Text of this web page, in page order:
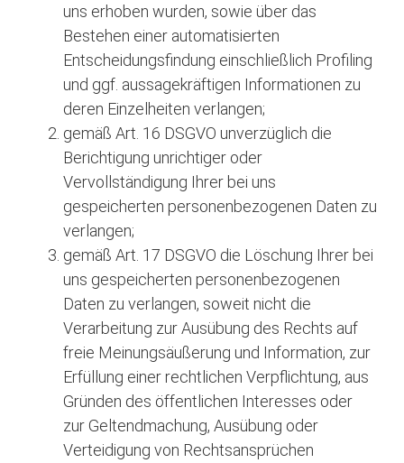
uns erhoben wurden, sowie über das
Bestehen einer automatisierten
Entscheidungsfindung einschließlich Profiling
und ggf. aussagekräftigen Informationen zu
deren Einzelheiten verlangen;
gemäß Art. 16 DSGVO unverzüglich die
Berichtigung unrichtiger oder
Vervollständigung Ihrer bei uns
gespeicherten personenbezogenen Daten zu
verlangen;
gemäß Art. 17 DSGVO die Löschung Ihrer bei
uns gespeicherten personenbezogenen
Daten zu verlangen, soweit nicht die
Verarbeitung zur Ausübung des Rechts auf
freie Meinungsäußerung und Information, zur
Erfüllung einer rechtlichen Verpflichtung, aus
Gründen des öffentlichen Interesses oder
zur Geltendmachung, Ausübung oder
Verteidigung von Rechtsansprüchen